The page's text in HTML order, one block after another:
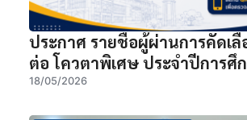
ประกาศ รายชื่อผู้ผ่านการคัดเลื
ต่อ โควตาพิเศษ ประจำปีการศึ
18/05/2026